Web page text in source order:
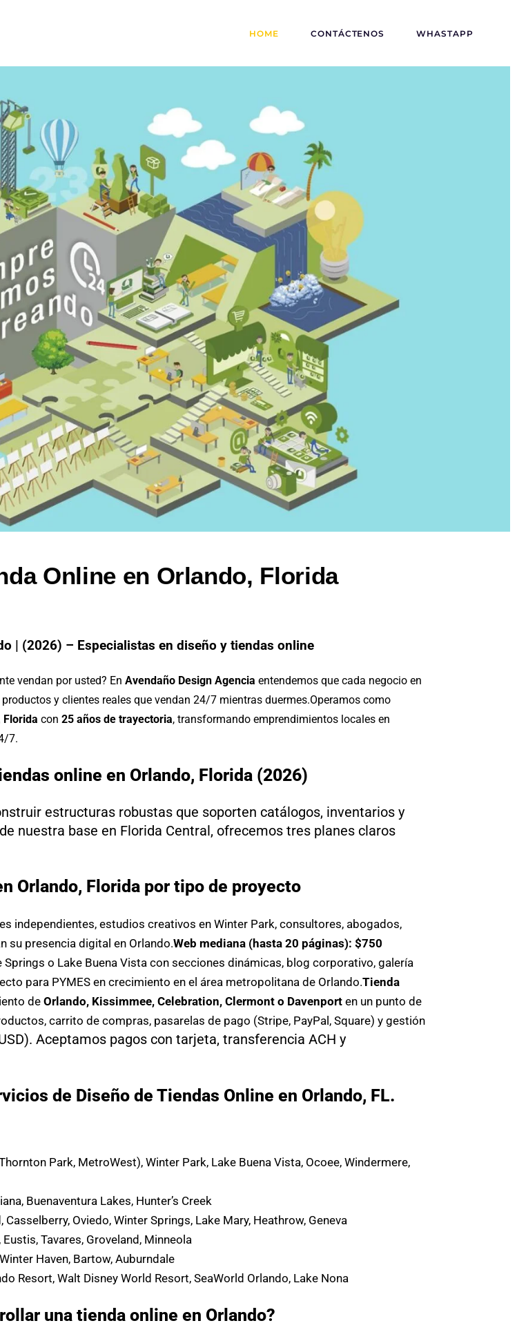
HOME CONTÁCTENOS WHASTAPP
Online en Orlando, Florida
| (2026) – Especialistas en diseño y tiendas online
vendan por usted? En Avendaño Design Agencia entendemos que cada negocio en
y clientes reales que vendan 24/7 mientras duermes.Operamos como
Florida con 25 años de trayectoria, transformando emprendimientos locales en
7.
online en Orlando, Florida (2026)
estructuras robustas que soporten catálogos, inventarios y
nuestra base en Florida Central, ofrecemos tres planes claros
Orlando, Florida por tipo de proyecto
independientes, estudios creativos en Winter Park, consultores, abogados,
su presencia digital en Orlando.Web mediana (hasta 20 páginas): $750
o Lake Buena Vista con secciones dinámicas, blog corporativo, galería
para PYMES en crecimiento en el área metropolitana de Orlando.Tienda
de Orlando, Kissimmee, Celebration, Clermont o Davenport en un punto de
carrito de compras, pasarelas de pago (Stripe, PayPal, Square) y gestión
Aceptamos pagos con tarjeta, transferencia ACH y
de Diseño de Tiendas Online en Orlando, FL.
Park, MetroWest), Winter Park, Lake Buena Vista, Ocoee, Windermere,
Buenaventura Lakes, Hunter’s Creek
Oviedo, Winter Springs, Lake Mary, Heathrow, Geneva
Tavares, Groveland, Minneola
Haven, Bartow, Auburndale
Resort, Walt Disney World Resort, SeaWorld Orlando, Lake Nona
una tienda online en Orlando?